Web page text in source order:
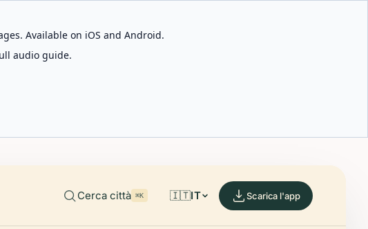
Available on iOS and Android.
audio guide.
Cerca città ⌘K 🇮🇹IT Scarica l'app